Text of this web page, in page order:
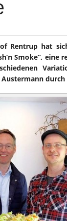
Rentrup hat
Smoke“, eine